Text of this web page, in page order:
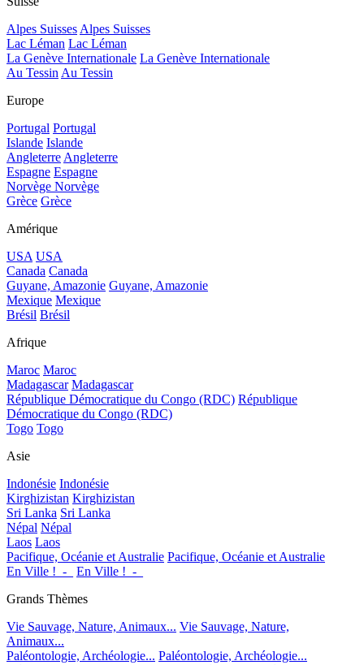
Alpes Suisses Alpes Suisses
Lac Léman Lac Léman
La Genève Internationale La Genève Internationale
Au Tessin Au Tessin
Europe
Portugal Portugal
Islande Islande
Angleterre Angleterre
Espagne Espagne
Norvège Norvège
Grèce Grèce
Amérique
USA USA
Canada Canada
Guyane, Amazonie Guyane, Amazonie
Mexique Mexique
Brésil Brésil
Afrique
Maroc Maroc
Madagascar Madagascar
République Démocratique du Congo (RDC) République
Démocratique du Congo (RDC)
Togo Togo
Asie
Indonésie Indonésie
Kirghizistan Kirghizistan
Sri Lanka Sri Lanka
Népal Népal
Laos Laos
Pacifique, Océanie et Australie Pacifique, Océanie et Australie
En Ville !_-_
En Ville !_-_
Grands Thèmes
Vie Sauvage, Nature, Animaux... Vie Sauvage, Nature,
Animaux...
Paléontologie, Archéologie... Paléontologie, Archéologie...